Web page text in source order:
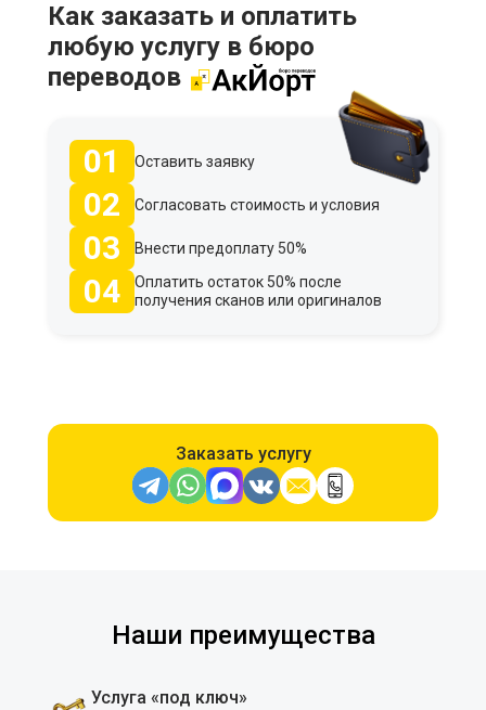
Как заказать и оплатить
любую услугу в бюро
переводов
01 Оставить заявку
02 Согласовать стоимость и условия
03 Внести предоплату 50%
04
Оплатить остаток 50% после
получения сканов или оригиналов
Заказать услугу
Наши преимущества
Услуга «под ключ»